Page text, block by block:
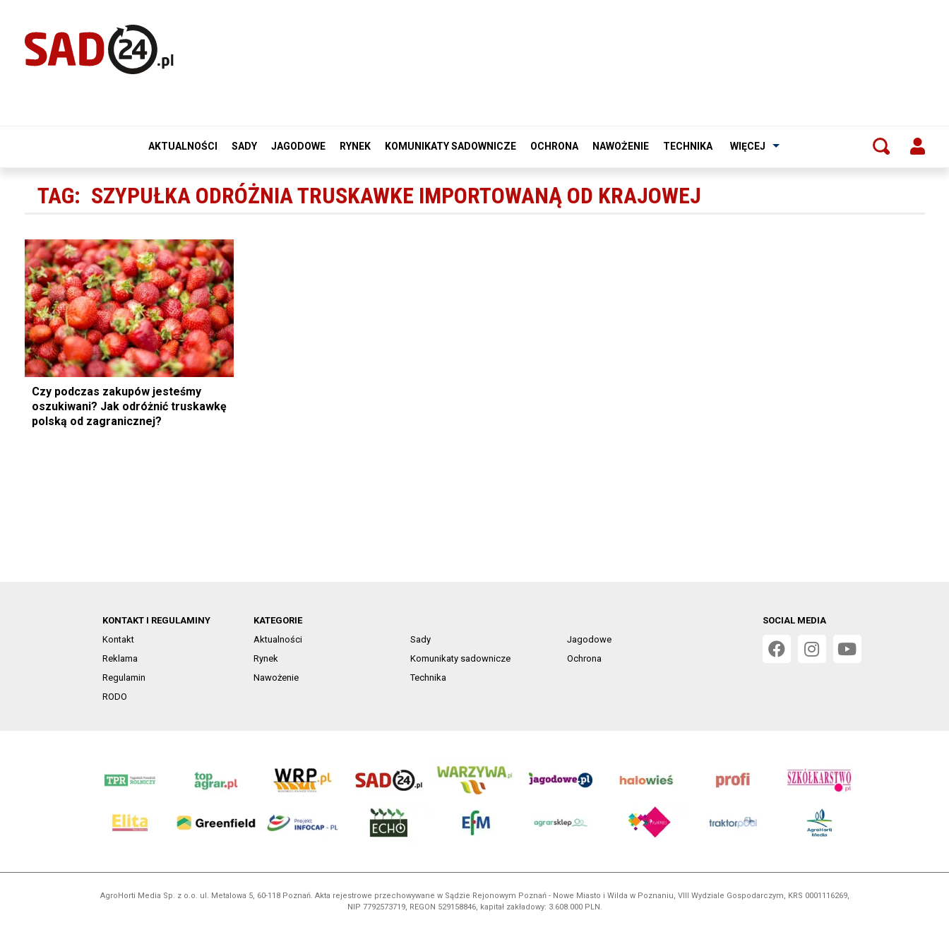
AKTUALNOŚCI SADY JAGODOWE RYNEK KOMUNIKATY SADOWNICZE OCHRONA NAWOŻENIE TECHNIKA WIĘCEJ
TAG: SZYPUŁKA ODRÓŻNIA TRUSKAWKE IMPORTOWANĄ OD KRAJOWEJ
Czy podczas zakupów jesteśmy
oszukiwani? Jak odróżnić truskawkę
polską od zagranicznej?
KONTAKT I REGULAMINY
Kontakt
Reklama
Regulamin
RODO
KATEGORIE
Aktualności
Sady
Jagodowe
Rynek
Komunikaty sadownicze
Ochrona
Nawożenie
Technika
SOCIAL MEDIA
AgroHorti Media Sp. z o.o. ul. Metalowa 5, 60-118 Poznań. Akta rejestrowe przechowywane w Sądzie Rejonowym Poznań - Nowe Miasto i Wilda w Poznaniu, VIII Wydziale Gospodarczym, KRS 0001116269,
NIP 7792573719, REGON 529158846, kapitał zakładowy: 3.608.000 PLN.